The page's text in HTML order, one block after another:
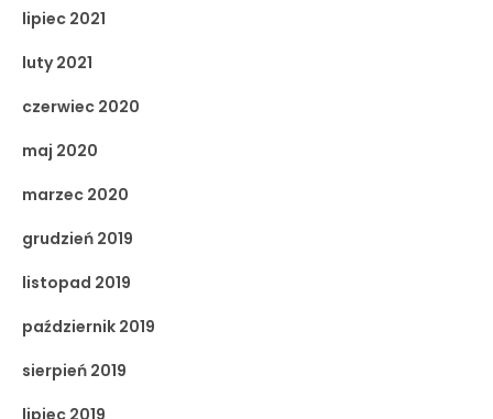
lipiec 2021
luty 2021
czerwiec 2020
maj 2020
marzec 2020
grudzień 2019
listopad 2019
październik 2019
sierpień 2019
lipiec 2019